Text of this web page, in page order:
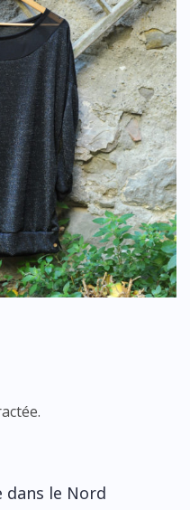
dans le Nord